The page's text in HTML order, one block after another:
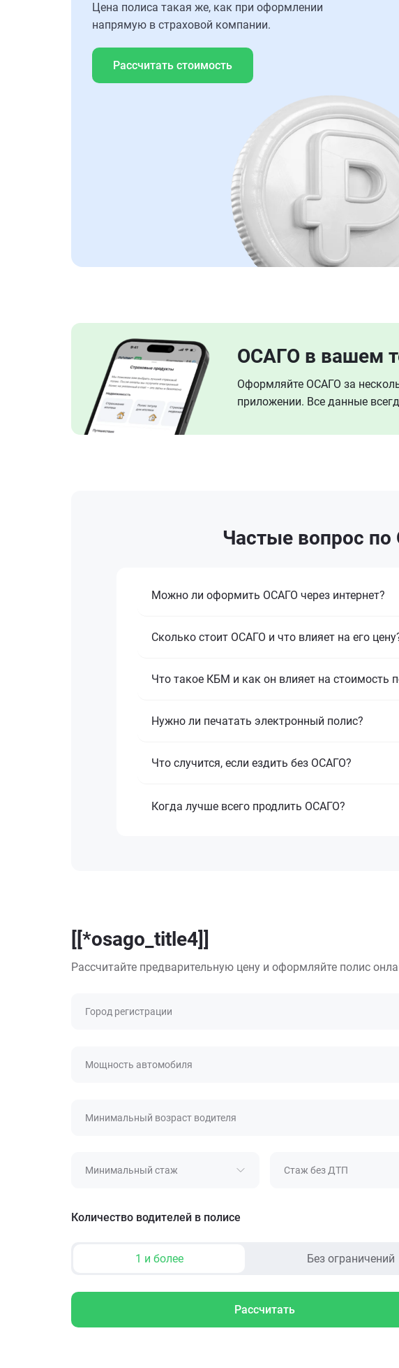
Цена полиса такая же, как при оформлении
напрямую в страховой компании.
Рассчитать стоимость
ОСАГО в вашем
Оформляйте ОСАГО за
приложении. Все данные
Частые вопрос по
Можно ли оформить ОСАГО через интернет?
Сколько стоит ОСАГО и что влияет на его
Что такое КБМ и как он влияет на стоимость
Нужно ли печатать электронный полис?
Что случится, если ездить без ОСАГО?
Когда лучше всего продлить ОСАГО?
[[*osago_title4]]
Рассчитайте предварительную цену и оформляйте полис
Город регистрации
Мощность автомобиля
Минимальный возраст водителя
Минимальный стаж Стаж без ДТП
Количество водителей в полисе
1 и более Без ограничений
Рассчитать